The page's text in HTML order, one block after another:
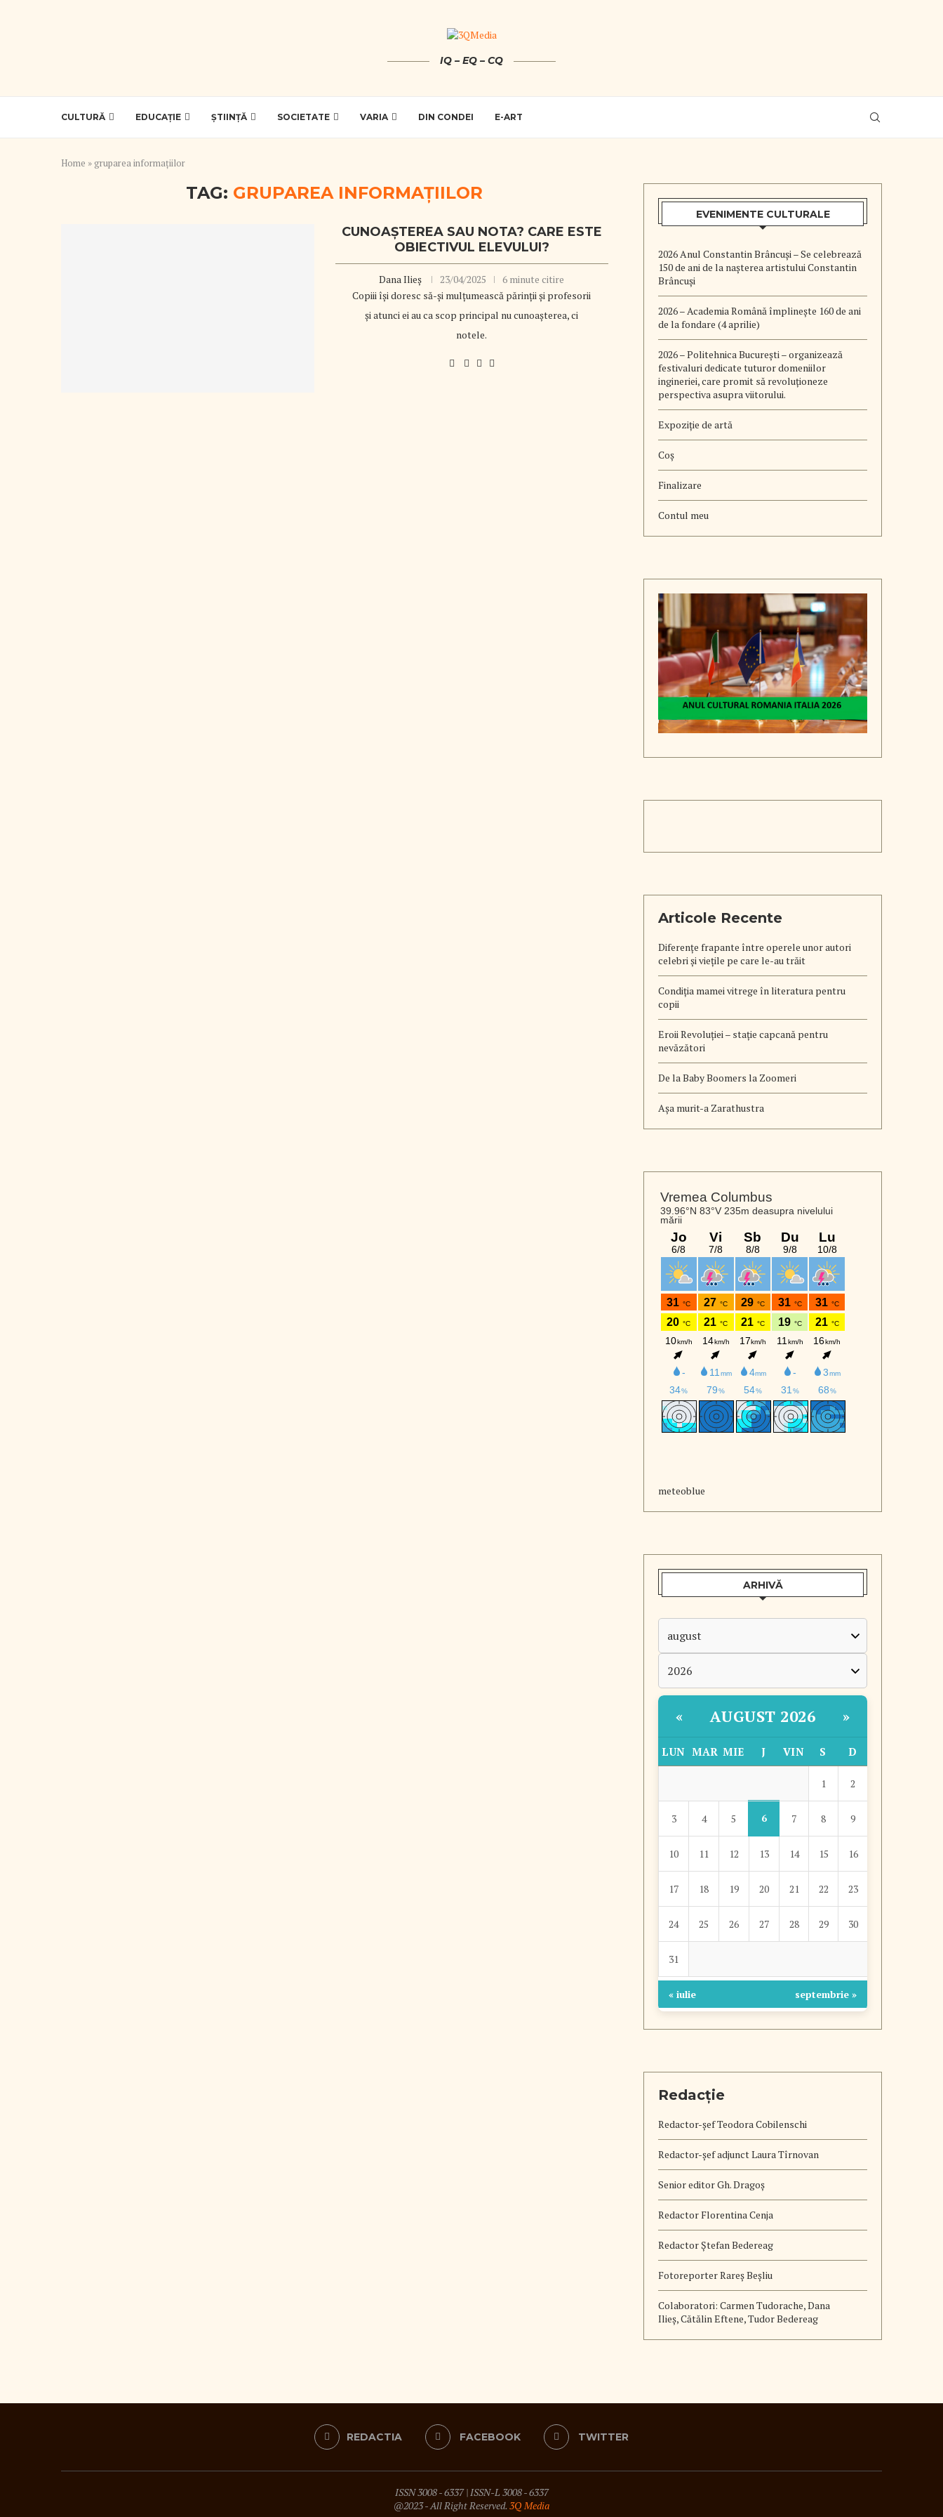
IQ – EQ – CQ
CULTURĂ EDUCAȚIE ȘTIINȚĂ SOCIETATE VARIA DIN CONDEI E-ART
Home » gruparea informațiilor
TAG: GRUPAREA INFORMAȚIILOR
CUNOAȘTEREA SAU NOTA? CARE ESTE
OBIECTIVUL ELEVULUI?
Dana Ilieș 23/04/2025
6 minute citire
Copiii își doresc să-și mulțumească părinții și profesorii
și atunci ei au ca scop principal nu cunoașterea, ci
notele.
EVENIMENTE CULTURALE
2026 Anul Constantin Brâncuși – Se celebrează
150 de ani de la nașterea artistului Constantin
Brâncuși
2026 – Academia Română împlinește 160 de ani
de la fondare (4 aprilie)
2026 – Politehnica București – organizează
festivaluri dedicate tuturor domeniilor
ingineriei, care promit să revoluționeze
perspectiva asupra viitorului.
Expoziție de artă
Coș
Finalizare
Contul meu
Articole Recente
Diferențe frapante între operele unor autori
celebri și viețile pe care le-au trăit
Condiția mamei vitrege în literatura pentru
copii
Eroii Revoluției – stație capcană pentru
nevăzători
De la Baby Boomers la Zoomeri
Aşa murit-a Zarathustra
meteoblue
ARHIVĂ
« AUGUST 2026 »
LUN MAR MIE J VIN S D
1 2
3 4 5 6 7 8 9
10 11 12 13 14 15 16
17 18 19 20 21 22 23
24 25 26 27 28 29 30
31
« iulie septembrie »
Redacție
Redactor-șefTeodora Cobilenschi
Redactor-șef adjunct Laura Tîrnovan
Senior editor Gh. Dragoș
Redactor Florentina Cenja
Redactor Ștefan Bedereag
Fotoreporter Rareș Beșliu
Colaboratori: Carmen Tudorache, Dana
Ilieș, Cătălin Eftene, Tudor Bedereag
REDACTIA FACEBOOK TWITTER
ISSN 3008 - 6337| ISSN-L 3008 - 6337
@2023 - All Right Reserved. 3Q Media